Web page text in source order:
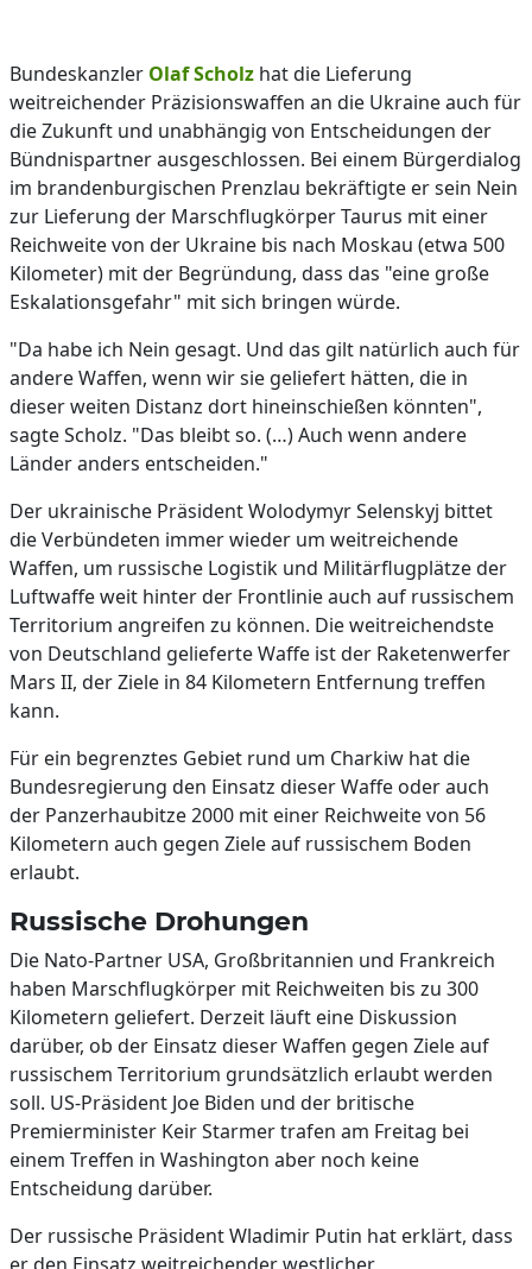
Bundeskanzler Olaf Scholz hat die Lieferung
weitreichender Präzisionswaffen an die Ukraine auch für
die Zukunft und unabhängig von Entscheidungen der
Bündnispartner ausgeschlossen. Bei einem Bürgerdialog
im brandenburgischen Prenzlau bekräftigte er sein Nein
zur Lieferung der Marschflugkörper Taurus mit einer
Reichweite von der Ukraine bis nach Moskau (etwa 500
Kilometer) mit der Begründung, dass das "eine große
Eskalationsgefahr" mit sich bringen würde.
"Da habe ich Nein gesagt. Und das gilt natürlich auch für
andere Waffen, wenn wir sie geliefert hätten, die in
dieser weiten Distanz dort hineinschießen könnten",
sagte Scholz. "Das bleibt so. (…) Auch wenn andere
Länder anders entscheiden."
Der ukrainische Präsident Wolodymyr Selenskyj bittet
die Verbündeten immer wieder um weitreichende
Waffen, um russische Logistik und Militärflugplätze der
Luftwaffe weit hinter der Frontlinie auch auf russischem
Territorium angreifen zu können. Die weitreichendste
von Deutschland gelieferte Waffe ist der Raketenwerfer
Mars II, der Ziele in 84 Kilometern Entfernung treffen
kann.
Für ein begrenztes Gebiet rund um Charkiw hat die
Bundesregierung den Einsatz dieser Waffe oder auch
der Panzerhaubitze 2000 mit einer Reichweite von 56
Kilometern auch gegen Ziele auf russischem Boden
erlaubt.
Russische Drohungen
Die Nato-Partner USA, Großbritannien und Frankreich
haben Marschflugkörper mit Reichweiten bis zu 300
Kilometern geliefert. Derzeit läuft eine Diskussion
darüber, ob der Einsatz dieser Waffen gegen Ziele auf
russischem Territorium grundsätzlich erlaubt werden
soll. US-Präsident Joe Biden und der britische
Premierminister Keir Starmer trafen am Freitag bei
einem Treffen in Washington aber noch keine
Entscheidung darüber.
Der russische Präsident Wladimir Putin hat erklärt, dass